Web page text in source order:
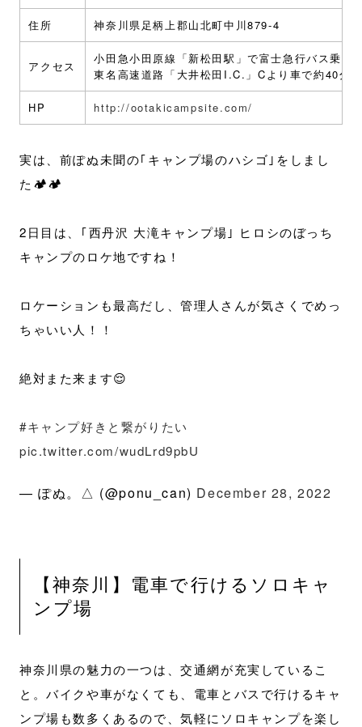
住所 神奈川県足柄上郡山北町中川879-4
アクセス
小田急小田原線「新松田駅」で富士急行バス乗り
東名高速道路「大井松田I.C.」Cより車で約40分
HP http://ootakicampsite.com/
実は、前ぽぬ未聞の｢キャンプ場のハシゴ｣をしまし
た🏕🏕
2日目は、｢西丹沢 大滝キャンプ場｣ ヒロシのぼっち
キャンプのロケ地ですね！
ロケーションも最高だし、管理人さんが気さくでめっ
ちゃいい人！！
絶対また来ます😌
#キャンプ好きと繋がりたい
pic.twitter.com/wudLrd9pbU
— ぽぬ。△ (@ponu_can) December 28, 2022
【神奈川】電車で行けるソロキャ
ンプ場
神奈川県の魅力の一つは、交通網が充実しているこ
と。バイクや車がなくても、電車とバスで行けるキャ
ンプ場も数多くあるので、気軽にソロキャンプを楽し